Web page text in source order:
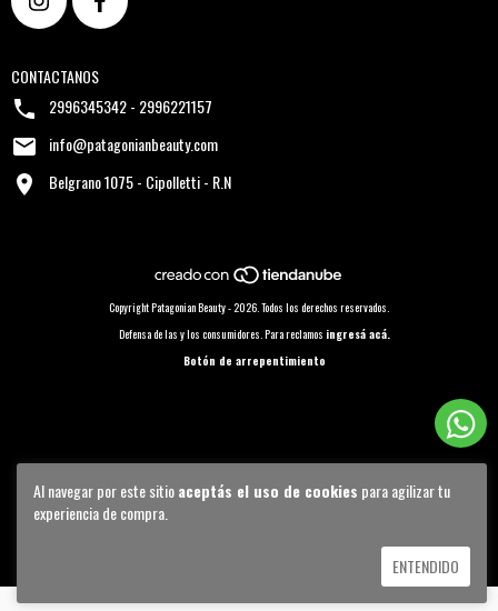
Al navegar por este sitioaceptás el uso de cookies para agilizar tu
experiencia de compra.
ENTENDIDO
CONTACTANOS
2996345342 - 2996221157
info@patagonianbeauty.com
Belgrano 1075 - Cipolletti - R.N
Copyright Patagonian Beauty - 2026. Todos los derechos reservados.
Defensa de las y los consumidores. Para reclamos ingresá acá.
Botón de arrepentimiento